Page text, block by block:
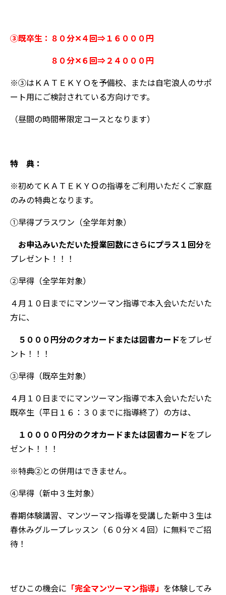
③既卒生：８０分✕４回⇒１６０００円
８０分✕６回⇒２４０００円
※③はＫＡＴＥＫＹＯを予備校、または自宅浪人のサポ
ート用にご検討されている方向けです。
（昼間の時間帯限定コースとなります）
特 典：
※初めてＫＡＴＥＫＹＯの指導をご利用いただくご家庭
のみの特典となります。
①早得プラスワン（全学年対象）
お申込みいただいた授業回数にさらにプラス１回分を
プレゼント！！！
②早得（全学年対象）
４月１０日までにマンツーマン指導で本入会いただいた
方に、
５０００円分のクオカードまたは図書カードをプレゼ
ント！！！
③早得（既卒生対象）
４月１０日までにマンツーマン指導で本入会いただいた
既卒生（平日１６：３０までに指導終了）の方は、
１００００円分のクオカードまたは図書カードをプレ
ゼント！！！
※特典②との併用はできません。
④早得（新中３生対象）
春期体験講習、マンツーマン指導を受講した新中３生は
春休みグループレッスン（６０分×４回）に無料でご招
待！
ぜひこの機会に 「完全マンツーマン指導」 を体験してみ